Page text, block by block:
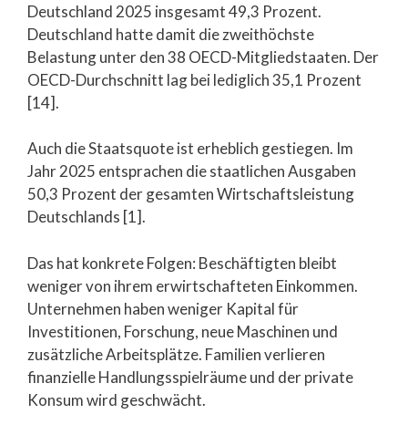
Deutschland 2025 insgesamt 49,3 Prozent.
Deutschland hatte damit die zweithöchste
Belastung unter den 38 OECD-Mitgliedstaaten. Der
OECD-Durchschnitt lag bei lediglich 35,1 Prozent
[14].
Auch die Staatsquote ist erheblich gestiegen. Im
Jahr 2025 entsprachen die staatlichen Ausgaben
50,3 Prozent der gesamten Wirtschaftsleistung
Deutschlands [1].
Das hat konkrete Folgen: Beschäftigten bleibt
weniger von ihrem erwirtschafteten Einkommen.
Unternehmen haben weniger Kapital für
Investitionen, Forschung, neue Maschinen und
zusätzliche Arbeitsplätze. Familien verlieren
finanzielle Handlungsspielräume und der private
Konsum wird geschwächt.